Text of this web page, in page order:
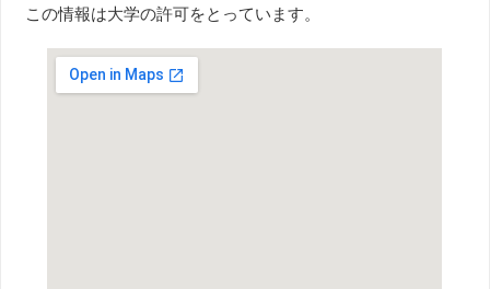
この情報は大学の許可をとっています。